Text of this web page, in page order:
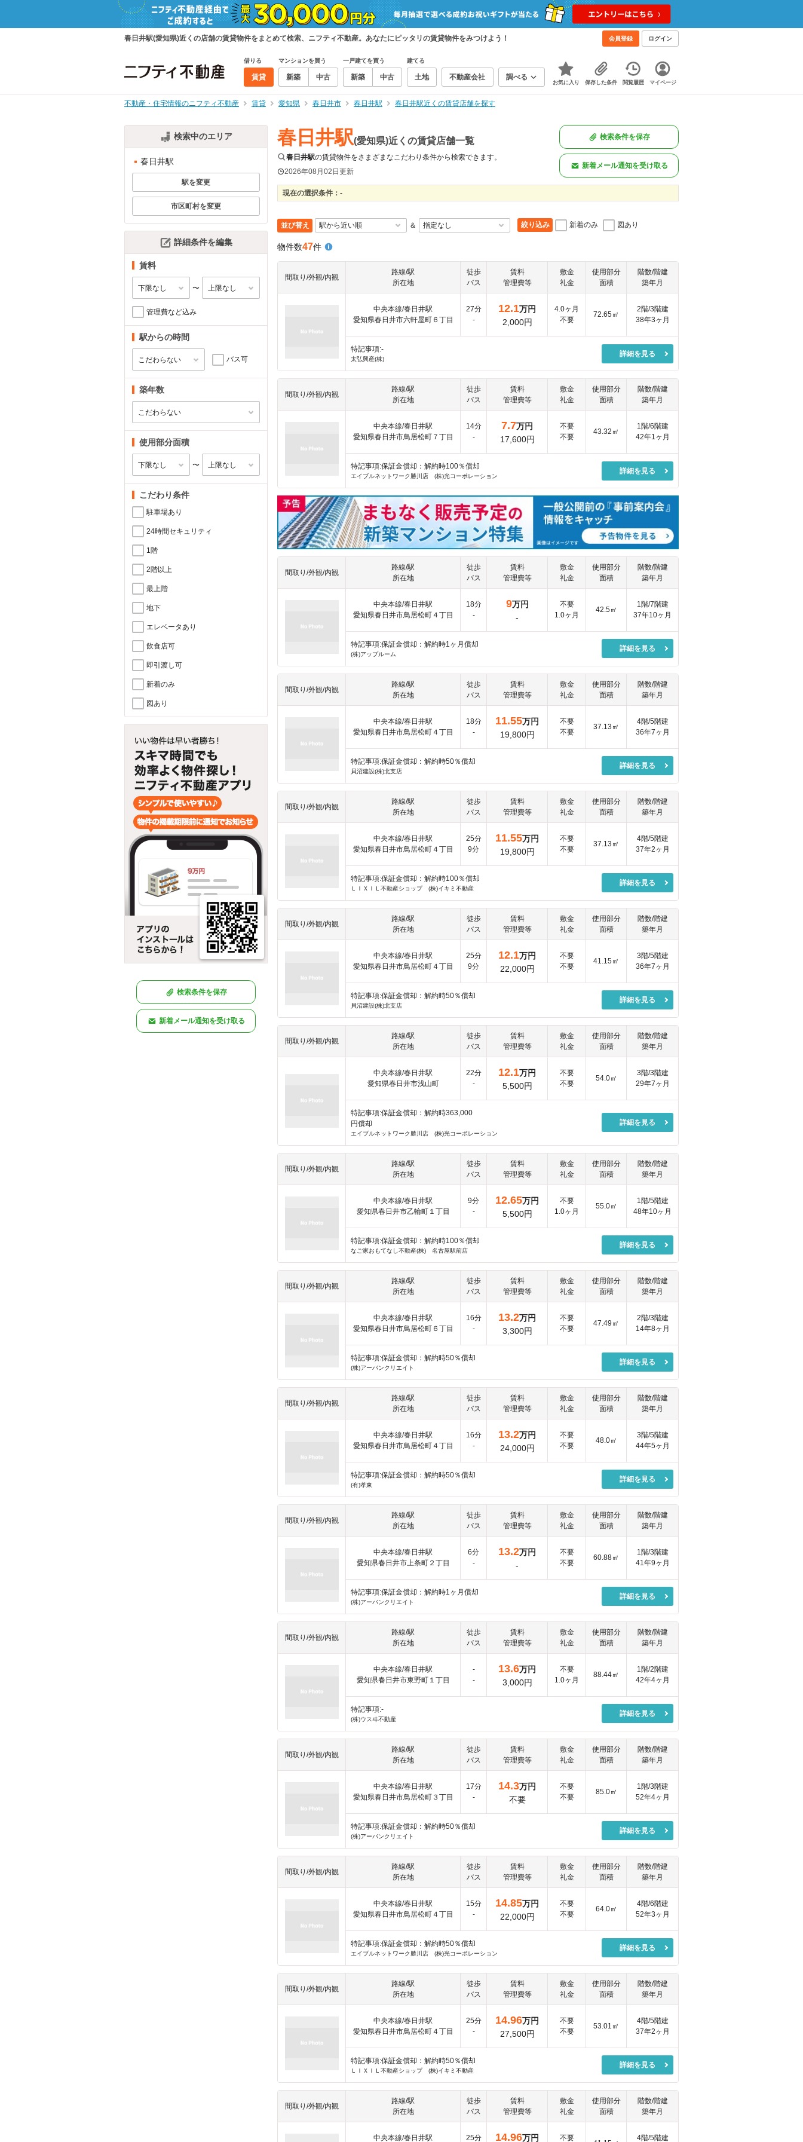
春日井駅(愛知県)近くの店舗の賃貸物件をまとめて検索、ニフティ不動産。あなたにピッタリの賃貸物件をみつけよう！ 会員登録 ログイン
借りる
賃貸
マンションを買う
新築 中古
一戸建てを買う
新築 中古
建てる
土地 不動産会社 調べる
お気に入り 保存した条件 閲覧履歴 マイページ
不動産・住宅情報のニフティ不動産 賃貸 愛知県 春日井市 春日井駅 春日井駅近くの賃貸店舗を探す
検索中のエリア
春日井駅
駅を変更
市区町村を変更
詳細条件を編集
賃料
〜
管理費など込み
駅からの時間
バス可
築年数
使用部分面積
〜
こだわり条件
駐車場あり
24時間セキュリティ
1階
2階以上
最上階
地下
エレベータあり
飲食店可
即引渡し可
新着のみ
図あり
検索条件を保存
新着メール通知を受け取る
春日井駅(愛知県)近くの賃貸店舗一覧
春日井駅の賃貸物件をさまざまなこだわり条件から検索できます。
2026年08月02日更新
検索条件を保存
新着メール通知を受け取る
現在の選択条件： -
並び替え ＆ 絞り込み 新着のみ 図あり
物件数47件
間取り/外観/内観
路線/駅
所在地
徒歩
バス
賃料
管理費等
敷金
礼金
使用部分
面積
階数/階建
築年月
中央本線/春日井駅
愛知県春日井市六軒屋町６丁目
27分
-
12.1万円
2,000円
4.0ヶ月
不要
72.65㎡
2階/3階建
38年3ヶ月
特記事項:-
太弘興産(株)
詳細を見る
間取り/外観/内観
路線/駅
所在地
徒歩
バス
賃料
管理費等
敷金
礼金
使用部分
面積
階数/階建
築年月
中央本線/春日井駅
愛知県春日井市鳥居松町７丁目
14分
-
7.7万円
17,600円
不要
不要
43.32㎡
1階/6階建
42年1ヶ月
特記事項:保証金償却：解約時100％償却
エイブルネットワーク勝川店 (株)光コーポレーション
詳細を見る
間取り/外観/内観
路線/駅
所在地
徒歩
バス
賃料
管理費等
敷金
礼金
使用部分
面積
階数/階建
築年月
中央本線/春日井駅
愛知県春日井市鳥居松町４丁目
18分
-
9万円
-
不要
1.0ヶ月
42.5㎡
1階/7階建
37年10ヶ月
特記事項:保証金償却：解約時1ヶ月償却
(株)アップルーム
詳細を見る
間取り/外観/内観
路線/駅
所在地
徒歩
バス
賃料
管理費等
敷金
礼金
使用部分
面積
階数/階建
築年月
中央本線/春日井駅
愛知県春日井市鳥居松町４丁目
18分
-
11.55万円
19,800円
不要
不要
37.13㎡
4階/5階建
36年7ヶ月
特記事項:保証金償却：解約時50％償却
貝沼建設(株)北支店
詳細を見る
間取り/外観/内観
路線/駅
所在地
徒歩
バス
賃料
管理費等
敷金
礼金
使用部分
面積
階数/階建
築年月
中央本線/春日井駅
愛知県春日井市鳥居松町４丁目
25分
9分
11.55万円
19,800円
不要
不要
37.13㎡
4階/5階建
37年2ヶ月
特記事項:保証金償却：解約時100％償却
ＬＩＸＩＬ不動産ショップ (株)イキミ不動産
詳細を見る
間取り/外観/内観
路線/駅
所在地
徒歩
バス
賃料
管理費等
敷金
礼金
使用部分
面積
階数/階建
築年月
中央本線/春日井駅
愛知県春日井市鳥居松町４丁目
25分
9分
12.1万円
22,000円
不要
不要
41.15㎡
3階/5階建
36年7ヶ月
特記事項:保証金償却：解約時50％償却
貝沼建設(株)北支店
詳細を見る
間取り/外観/内観
路線/駅
所在地
徒歩
バス
賃料
管理費等
敷金
礼金
使用部分
面積
階数/階建
築年月
中央本線/春日井駅
愛知県春日井市浅山町
22分
-
12.1万円
5,500円
不要
不要
54.0㎡
3階/3階建
29年7ヶ月
特記事項:保証金償却：解約時363,000
円償却
エイブルネットワーク勝川店 (株)光コーポレーション
詳細を見る
間取り/外観/内観
路線/駅
所在地
徒歩
バス
賃料
管理費等
敷金
礼金
使用部分
面積
階数/階建
築年月
中央本線/春日井駅
愛知県春日井市乙輪町１丁目
9分
-
12.65万円
5,500円
不要
1.0ヶ月
55.0㎡
1階/5階建
48年10ヶ月
特記事項:保証金償却：解約時100％償却
なご家おもてなし不動産(株) 名古屋駅前店
詳細を見る
間取り/外観/内観
路線/駅
所在地
徒歩
バス
賃料
管理費等
敷金
礼金
使用部分
面積
階数/階建
築年月
中央本線/春日井駅
愛知県春日井市鳥居松町６丁目
16分
-
13.2万円
3,300円
不要
不要
47.49㎡
2階/3階建
14年8ヶ月
特記事項:保証金償却：解約時50％償却
(株)アーバンクリエイト
詳細を見る
間取り/外観/内観
路線/駅
所在地
徒歩
バス
賃料
管理費等
敷金
礼金
使用部分
面積
階数/階建
築年月
中央本線/春日井駅
愛知県春日井市鳥居松町４丁目
16分
-
13.2万円
24,000円
不要
不要
48.0㎡
3階/5階建
44年5ヶ月
特記事項:保証金償却：解約時50％償却
(有)孝東
詳細を見る
間取り/外観/内観
路線/駅
所在地
徒歩
バス
賃料
管理費等
敷金
礼金
使用部分
面積
階数/階建
築年月
中央本線/春日井駅
愛知県春日井市上条町２丁目
6分
-
13.2万円
-
不要
不要
60.88㎡
1階/3階建
41年9ヶ月
特記事項:保証金償却：解約時1ヶ月償却
(株)アーバンクリエイト
詳細を見る
間取り/外観/内観
路線/駅
所在地
徒歩
バス
賃料
管理費等
敷金
礼金
使用部分
面積
階数/階建
築年月
中央本線/春日井駅
愛知県春日井市東野町１丁目
-
-
13.6万円
3,000円
不要
1.0ヶ月
88.44㎡
1階/2階建
42年4ヶ月
特記事項:-
(株)ウスヰ不動産
詳細を見る
間取り/外観/内観
路線/駅
所在地
徒歩
バス
賃料
管理費等
敷金
礼金
使用部分
面積
階数/階建
築年月
中央本線/春日井駅
愛知県春日井市鳥居松町３丁目
17分
-
14.3万円
不要
不要
不要
85.0㎡
1階/3階建
52年4ヶ月
特記事項:保証金償却：解約時50％償却
(株)アーバンクリエイト
詳細を見る
間取り/外観/内観
路線/駅
所在地
徒歩
バス
賃料
管理費等
敷金
礼金
使用部分
面積
階数/階建
築年月
中央本線/春日井駅
愛知県春日井市鳥居松町４丁目
15分
-
14.85万円
22,000円
不要
不要
64.0㎡
4階/6階建
52年3ヶ月
特記事項:保証金償却：解約時50％償却
エイブルネットワーク勝川店 (株)光コーポレーション
詳細を見る
間取り/外観/内観
路線/駅
所在地
徒歩
バス
賃料
管理費等
敷金
礼金
使用部分
面積
階数/階建
築年月
中央本線/春日井駅
愛知県春日井市鳥居松町４丁目
25分
-
14.96万円
27,500円
不要
不要
53.01㎡
4階/5階建
37年2ヶ月
特記事項:保証金償却：解約時50％償却
ＬＩＸＩＬ不動産ショップ (株)イキミ不動産
詳細を見る
間取り/外観/内観
路線/駅
所在地
徒歩
バス
賃料
管理費等
敷金
礼金
使用部分
面積
階数/階建
築年月
中央本線/春日井駅 25分 14.96万円 不要 4階/5階建